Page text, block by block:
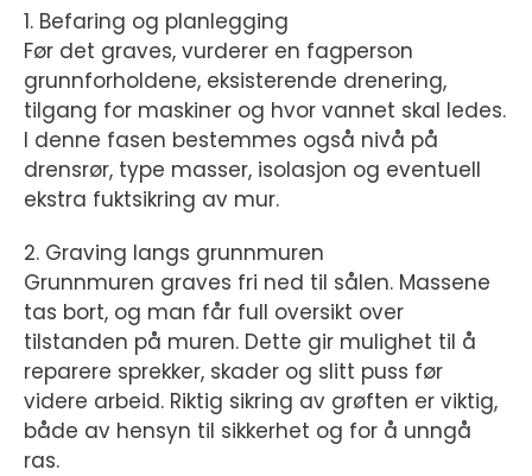
1. Befaring og planlegging
Før det graves, vurderer en fagperson
grunnforholdene, eksisterende drenering,
tilgang for maskiner og hvor vannet skal ledes.
I denne fasen bestemmes også nivå på
drensrør, type masser, isolasjon og eventuell
ekstra fuktsikring av mur.
2. Graving langs grunnmuren
Grunnmuren graves fri ned til sålen. Massene
tas bort, og man får full oversikt over
tilstanden på muren. Dette gir mulighet til å
reparere sprekker, skader og slitt puss før
videre arbeid. Riktig sikring av grøften er viktig,
både av hensyn til sikkerhet og for å unngå
ras.